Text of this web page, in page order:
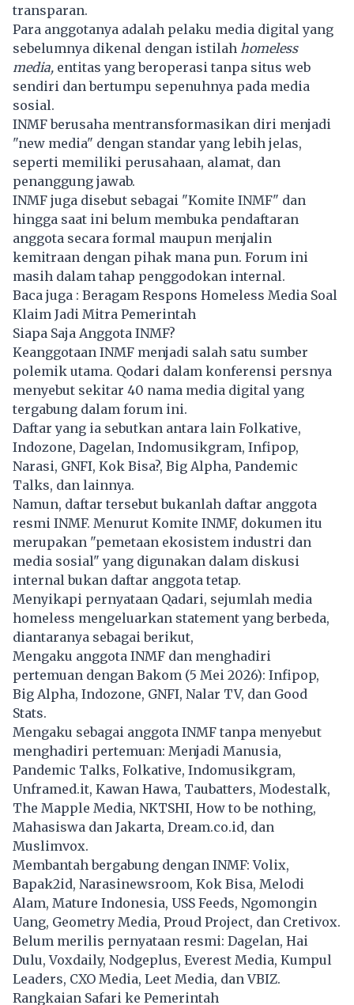
transparan.
Para anggotanya adalah pelaku media digital yang
sebelumnya dikenal dengan istilah homeless
media, entitas yang beroperasi tanpa situs web
sendiri dan bertumpu sepenuhnya pada media
sosial.
INMF berusaha mentransformasikan diri menjadi
"new media" dengan standar yang lebih jelas,
seperti memiliki perusahaan, alamat, dan
penanggung jawab.
INMF juga disebut sebagai "Komite INMF" dan
hingga saat ini belum membuka pendaftaran
anggota secara formal maupun menjalin
kemitraan dengan pihak mana pun. Forum ini
masih dalam tahap penggodokan internal.
Baca juga : Beragam Respons Homeless Media Soal
Klaim Jadi Mitra Pemerintah
Siapa Saja Anggota INMF?
Keanggotaan INMF menjadi salah satu sumber
polemik utama. Qodari dalam konferensi persnya
menyebut sekitar 40 nama media digital yang
tergabung dalam forum ini.
Daftar yang ia sebutkan antara lain Folkative,
Indozone, Dagelan, Indomusikgram, Infipop,
Narasi, GNFI, Kok Bisa?, Big Alpha, Pandemic
Talks, dan lainnya.
Namun, daftar tersebut bukanlah daftar anggota
resmi INMF. Menurut Komite INMF, dokumen itu
merupakan "pemetaan ekosistem industri dan
media sosial" yang digunakan dalam diskusi
internal bukan daftar anggota tetap.
Menyikapi pernyataan Qadari, sejumlah media
homeless mengeluarkan statement yang berbeda,
diantaranya sebagai berikut,
Mengaku anggota INMF dan menghadiri
pertemuan dengan Bakom (5 Mei 2026): Infipop,
Big Alpha, Indozone, GNFI, Nalar TV, dan Good
Stats.
Mengaku sebagai anggota INMF tanpa menyebut
menghadiri pertemuan: Menjadi Manusia,
Pandemic Talks, Folkative, Indomusikgram,
Unframed.it, Kawan Hawa, Taubatters, Modestalk,
The Mapple Media, NKTSHI, How to be nothing,
Mahasiswa dan Jakarta, Dream.co.id, dan
Muslimvox.
Membantah bergabung dengan INMF: Volix,
Bapak2id, Narasinewsroom, Kok Bisa, Melodi
Alam, Mature Indonesia, USS Feeds, Ngomongin
Uang, Geometry Media, Proud Project, dan Cretivox.
Belum merilis pernyataan resmi: Dagelan, Hai
Dulu, Voxdaily, Nodgeplus, Everest Media, Kumpul
Leaders, CXO Media, Leet Media, dan VBIZ.
Rangkaian Safari ke Pemerintah